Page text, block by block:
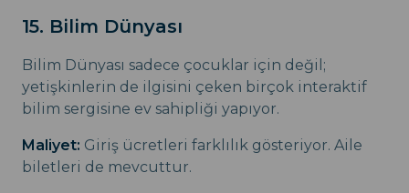
15. Bilim Dünyası
Bilim Dünyası sadece çocuklar için değil;
yetişkinlerin de ilgisini çeken birçok interaktif
bilim sergisine ev sahipliği yapıyor.
Maliyet: Giriş ücretleri farklılık gösteriyor. Aile
biletleri de mevcuttur.